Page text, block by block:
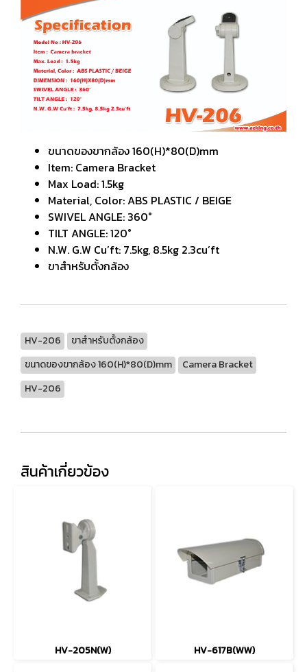
ขนาดของขากล้อง 160(H)*80(D)mm
Item: Camera Bracket
Max Load: 1.5kg
Material, Color: ABS PLASTIC / BEIGE
SWIVEL ANGLE: 360°
TILT ANGLE: 120°
N.W. G.W Cu’ft: 7.5kg, 8.5kg 2.3cu’ft
ขาสำหรับตั้งกล้อง
HV-206
ขาสำหรับตั้งกล้อง
ขนาดของขากล้อง 160(H)*80(D)mm
Camera Bracket
HV-206
สินค้าเกี่ยวข้อง
HV-205N(W) HV-617B(WW)